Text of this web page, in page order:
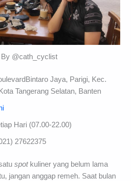
By @cath_cyclist
Jaya, Parigi, Kec.
Tangerang Selatan, Banten
Hari (07.00-22.00)
27622375
spotkuliner yang belum lama
jangan anggap remeh. Saat bulan